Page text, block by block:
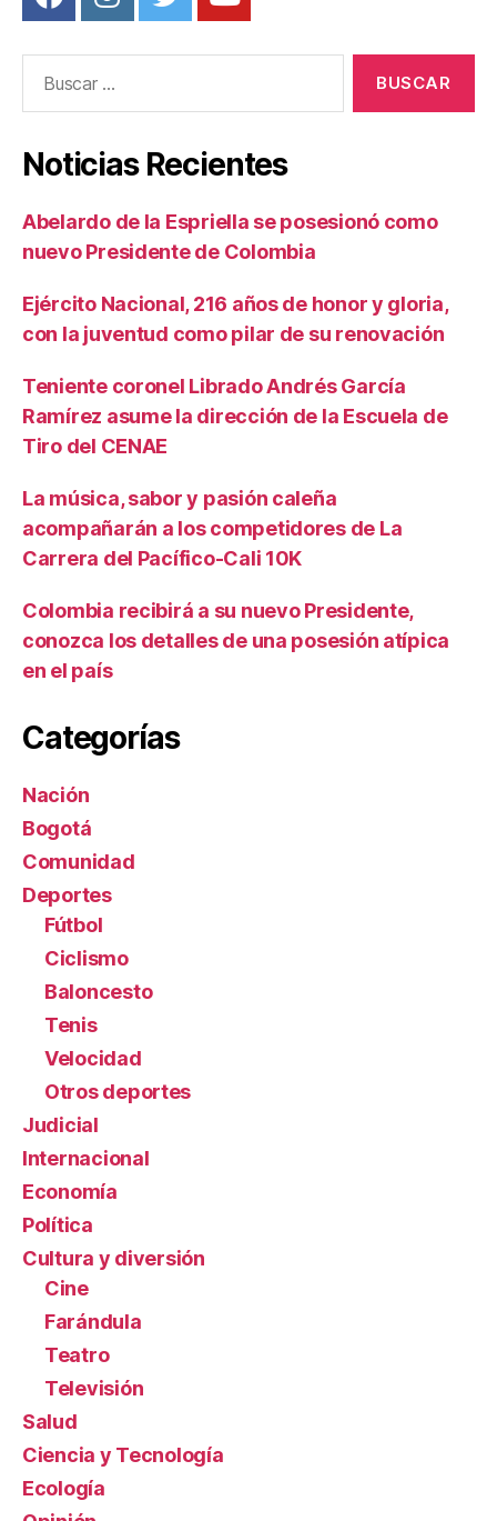
Noticias Recientes
Abelardo de la Espriella se posesionó como
nuevo Presidente de Colombia
Ejército Nacional, 216 años de honor y gloria,
con la juventud como pilar de su renovación
Teniente coronel Librado Andrés García
Ramírez asume la dirección de la Escuela de
Tiro del CENAE
La música, sabor y pasión caleña
acompañarán a los competidores de La
Carrera del Pacífico-Cali 10K
Colombia recibirá a su nuevo Presidente,
conozca los detalles de una posesión atípica
en el país
Categorías
Nación
Bogotá
Comunidad
Deportes
Fútbol
Ciclismo
Baloncesto
Tenis
Velocidad
Otros deportes
Judicial
Internacional
Economía
Política
Cultura y diversión
Cine
Farándula
Teatro
Televisión
Salud
Ciencia y Tecnología
Ecología